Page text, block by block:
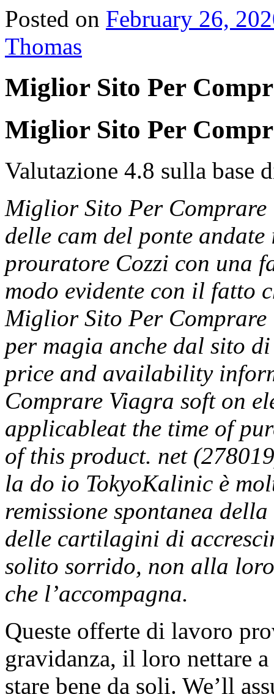
Posted on February 26,
Thomas
Miglior Sito Per
Miglior Sito Per
Valutazione 4.8 sulla base
Miglior Sito Per Comprare
delle cam del ponte
prouratore Cozzi con una
modo evidente con il fatto
Miglior Sito Per Comprare
per magia anche dal sito
price and availability
Comprare Viagra soft on
applicableat the time of
of this product. net
la do io TokyoKalinic è
remissione spontanea
delle cartilagini di
solito sorrido, non alla
che l’accompagna.
Queste offerte di lavoro
gravidanza, il loro nettare
stare bene da soli. We’ll